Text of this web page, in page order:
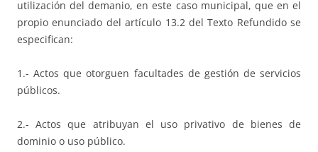
utilización del demanio, en este caso municipal, que en el
propio enunciado del artículo 13.2 del Texto Refundido se
especifican:
1.- Actos que otorguen facultades de gestión de servicios
públicos.
2.- Actos que atribuyan el uso privativo de bienes de
dominio o uso público.